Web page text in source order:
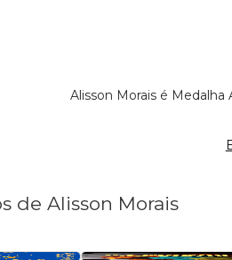
Alisson Morais é
de Alisson Morais